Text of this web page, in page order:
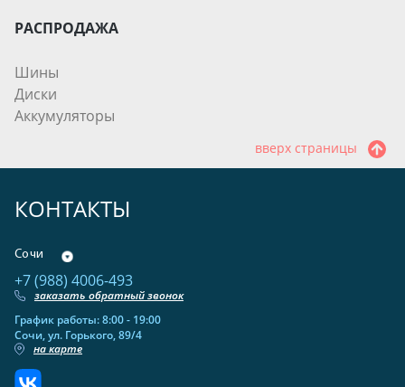
РАСПРОДАЖА
Шины
Диски
Аккумуляторы
вверх страницы
КОНТАКТЫ
Сочи
+7 (988) 4006-493
заказать обратный звонок
График работы: 8:00 - 19:00
Сочи, ул. Горького, 89/4
на карте